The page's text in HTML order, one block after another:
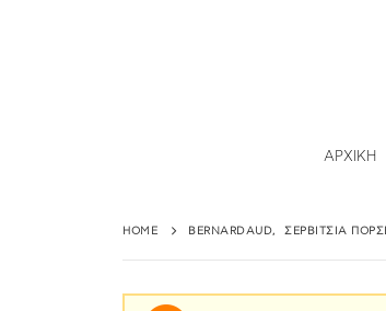
ΑΡΧΙΚΉ
HOME BERNARDAUD, ΣΕΡΒΊΤΣΙΑ